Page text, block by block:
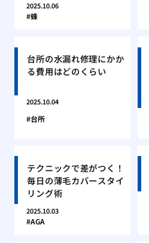
2025.10.06
蜂
台所の水漏れ修理にかか
る費用はどのくらい
2025.10.04
台所
テクニックで差がつく！
毎日の薄毛カバースタイ
リング術
2025.10.03
AGA